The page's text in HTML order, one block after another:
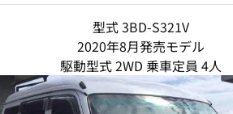
型式 3BD-S321V
2020年8月発売モデル
駆動型式 2WD 乗車定員 4人